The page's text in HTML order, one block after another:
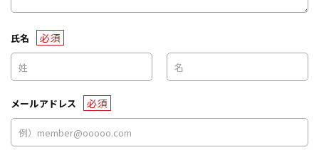
氏名 必須
メールアドレス 必須